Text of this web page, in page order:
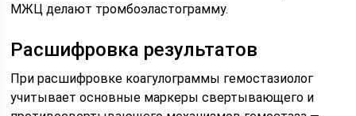
МЖЦ делают тромбоэластограмму.
Расшифровка результатов
При расшифровке коагулограммы гемостазиолог
учитывает основные маркеры свертывающего и